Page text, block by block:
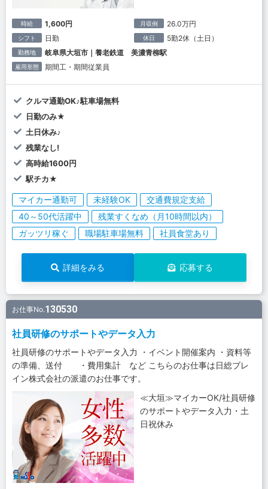
時給 1,600円 月収例 26.0万円
シフト 日勤 休日 5勤2休（土日）
勤務地 岐阜県大垣市｜養老鉄道 美濃青柳駅
雇用形態 期間工・期間従業員
クルマ通勤OK♪駐車場無料
日勤のみ★
土日休み♪
残業なし!
高時給1600円
駅チカ★
マイカー通勤可 未経験OK
交通費規定支給
40～50代活躍中
残業すくなめ（月10時間以内）
ガッツリ稼ぐ
職場駐車場無料 社員食堂あり
詳細をみる 応募する
お仕事No.130530
社員研修のサポートやデータ入力
社員研修のサポートやデータ入力 ・イベント開催案内 ・資料等
の準備、送付 ・費用集計 など こちらのお仕事は日総ブレ
イン株式会社の派遣のお仕事です。
≪大垣≫マイカーOK/社員研修
のサポートやデータ入力・土
日祝休み